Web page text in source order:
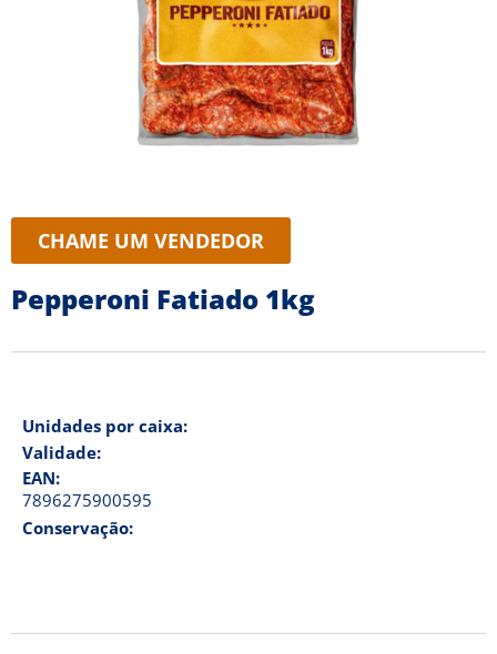
CHAME UM VENDEDOR
Pepperoni Fatiado 1kg
Unidades por caixa:
Validade:
EAN:
7896275900595
Conservação: